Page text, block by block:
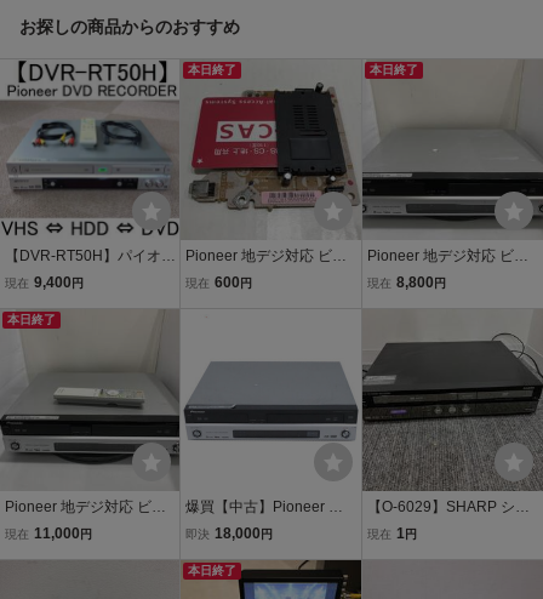
お探しの商品からのおすすめ
【DVR-RT50H】パイオニ
ア VHSとDVDとHDD再生
重なデッキ ビデオ一体型
現在 9,400 円
本日終了
Pioneer 地デジ対応 ビデ
オ一体型DVD/HDDレコー
ナログポート基板 中古動
現在 600 円
本日終了
Pioneer 地デジ対応 ビデ
オ一体型DVD/HDDレコー
現在 8,800 円
本日終了
Pioneer 地デジ対応 ビデ
オ一体型DVD/HDDレコー
現在 11,000 円
爆買【中古】Pioneer パ
イオニア ビデオ一体型 H
グレコ DVR-RT700D リ
モコンなし
即決 18,000 円
【O-6029】SHARP シャ
ープ HDD DVD ビデオ一
現在 1 円
本日終了